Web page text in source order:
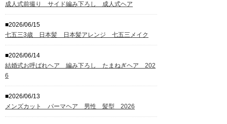
成人式前撮り サイド編み下ろし 成人式ヘア
■2026/06/15
七五三3歳 日本髪 日本髪アレンジ 七五三メイク
■2026/06/14
結婚式お呼ばれヘア 編み下ろし たまねぎヘア 202
6
■2026/06/13
メンズカット パーマヘア 男性 髪型 2026